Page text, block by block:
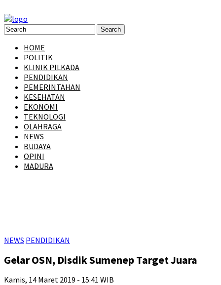
HOME
POLITIK
KLINIK PILKADA
PENDIDIKAN
PEMERINTAHAN
KESEHATAN
EKONOMI
TEKNOLOGI
OLAHRAGA
NEWS
BUDAYA
OPINI
MADURA
NEWS PENDIDIKAN
Gelar OSN, Disdik Sumenep Target Juara
Kamis, 14 Maret 2019 - 15:41 WIB